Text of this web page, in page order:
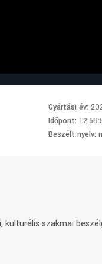
Gyártási év:
Időpont:
Beszélt nyelv:
szakmai